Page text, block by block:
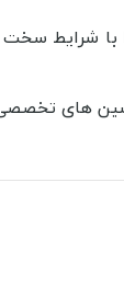
با شرایط
های